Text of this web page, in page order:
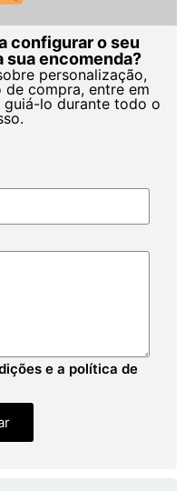
configurar o seu
sua encomenda?
personalização,
compra, entre em
lo durante todo o
e a política de